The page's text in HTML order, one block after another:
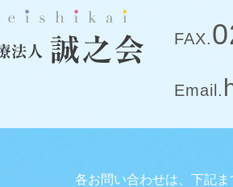
FAX.
Email.
各お問い合わせは、下記ま